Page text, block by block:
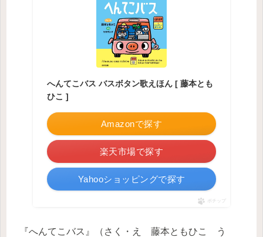
へんてこバス バスボタン歌えほん [ 藤本とも
ひこ ]
Amazonで探す
楽天市場で探す
Yahooショッピングで探す
ポチップ
『へんてこバス』（さく・え 藤本ともひこ う